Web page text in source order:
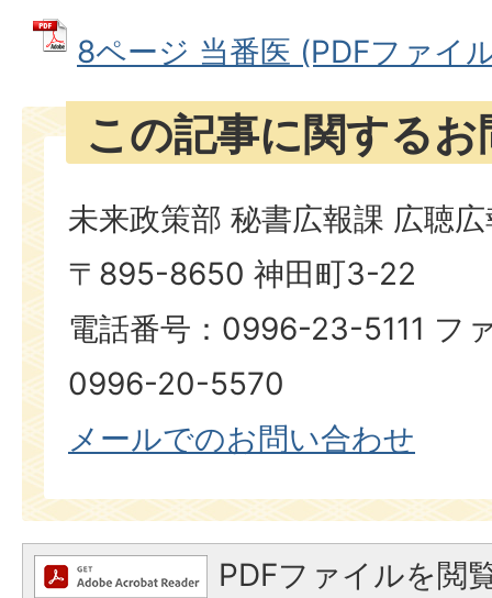
8ページ 当番医 (PDFファイ
この記事に関する
未来政策部 秘書広報課 広聴
〒895-8650 神田町3-22
電話番号：0996-23-5111 フ
0996-20-5570
メールでのお問い合わせ
PDFファイルを閲